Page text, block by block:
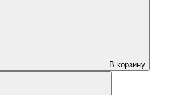
В корзину